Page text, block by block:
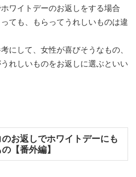
ワイトデーのお返しをする場合
ても、もらってうれしいものは違
にして、女性が喜びそうなもの、
れしいものをお返しに選ぶといい
お返しでホワイトデーにも
【番外編】